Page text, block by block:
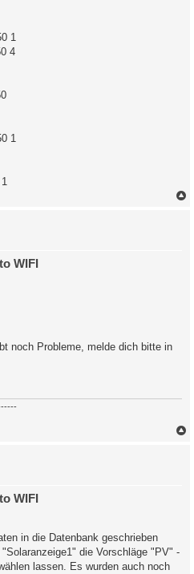
1
4
1
WIFI
noch Probleme, melde dich bitte in
WIFI
in die Datenbank geschrieben
die Vorschläge "PV" -
lassen. Es wurden auch noch